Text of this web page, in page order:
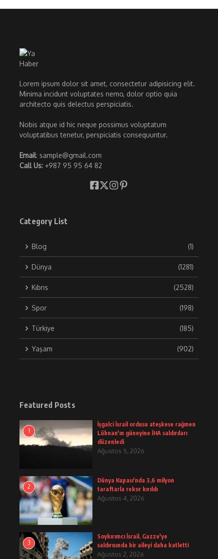
Lorem ipsum dolor sit amet, consectetur adipisicing elit.
Minima incidunt voluptates nemo, dolor optio quia
architecto quis delectus perspiciatis.
Nobis atque id hic neque possimus voluptatum
voluptatibus tenetur, perspiciatis consequuntur.
Email: sample@gmail.com
Call Us: +987 95 95 64 82
Category List
Blog (1)
Dünya (1281)
Kıbrıs (2528)
Spor (198)
Türkiye (185)
Yaşam (902)
Featured Posts
1
İşgalci İsrail ordusu ateşkese rağmen
Lübnan'ın güneyine İHA saldırıları
düzenledi
Ağustos 5, 2026
2
Dünya Kupası'nda 3,6 milyon
taraftarla rekor kırıldı
Ağustos 4, 2026
3
Soykırımcı İsrail, Gazze'ye
saldırısında bir aileyi daha katletti
Ağustos 2, 2026